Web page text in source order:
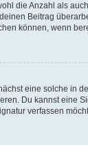
die Anzahl als
Beitrag
können, wenn
eine solche in
Du kannst
verfassen